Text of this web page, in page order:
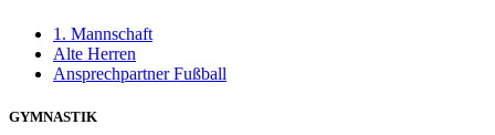
1. Mannschaft
Alte Herren
Ansprechpartner Fußball
GYMNASTIK